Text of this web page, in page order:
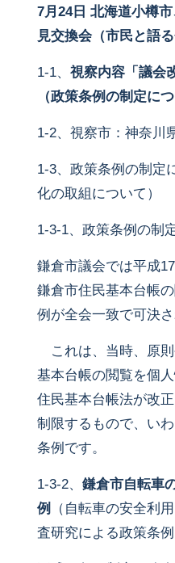
7月24日 北海道小樽
見交換会（市民と語
1-1、 視察内容「議会
（政策条例の制定につ
1-2、視察市：神奈川
1-3、政策条例の制定
化の取組について）
1-3-1、政策条例の制
鎌倉市議会では平成
鎌倉市住民基本台帳
例が全会一致で可決さ
これは、当時、原
基本台帳の閲覧を個
住民基本台帳法が改
制限するもので、い
条例です。
1-3-2、 鎌倉市自転車
例
（自転車の安全利
査研究による政策条例